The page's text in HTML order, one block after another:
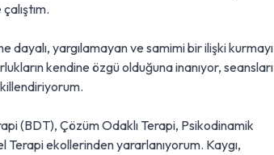
dayalı, yargılamayan ve samimi bir ilişki kurmayı
kendine özgü olduğuna inanıyor, seansları
(BDT), Çözüm Odaklı Terapi, Psikodinamik
Terapi ekollerinden yararlanıyorum. Kaygı,